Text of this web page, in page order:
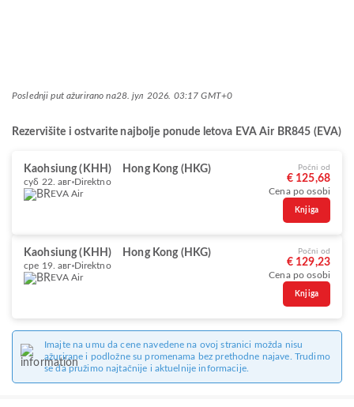
Poslednji put ažurirano na28. јул 2026. 03:17 GMT+0
Rezervišite i ostvarite najbolje ponude letova EVA Air BR845 (EVA)
Kaohsiung (KHH) Hong Kong (HKG)
суб 22. авг Direktno
EVA Air
Počni od
€ 125,68
Cena po osobi
Knjiga
Kaohsiung (KHH) Hong Kong (HKG)
сре 19. авг Direktno
EVA Air
Počni od
€ 129,23
Cena po osobi
Knjiga
Imajte na umu da cene navedene na ovoj stranici možda nisu
ažurirane i podložne su promenama bez prethodne najave. Trudimo
se da pružimo najtačnije i aktuelnije informacije.